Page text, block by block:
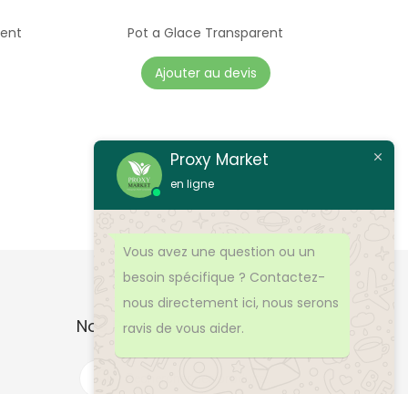
Pot a Glace Transparent
Ajouter au devis
Nos Produits
Proxy Market
en ligne
Vous avez une question ou un
besoin spécifique ? Contactez-
nous directement ici, nous serons
ravis de vous aider.